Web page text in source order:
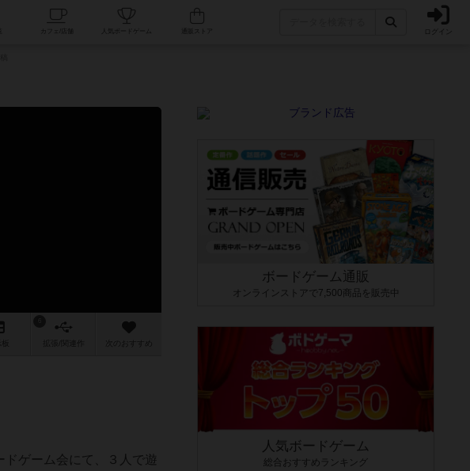
人気ボードゲーム ログイン
作 次のおすすめ
ゲーム会にて、３人で遊
ボードゲーム通販
オンラインストアで7,500商品を販売中
人気ボードゲーム
総合おすすめランキング